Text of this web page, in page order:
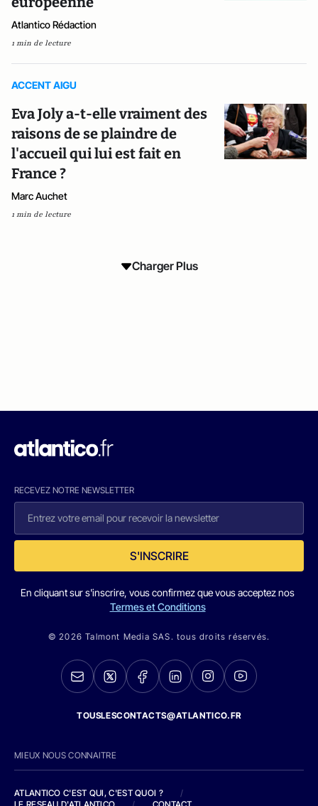
Atlantico Rédaction
1 min de lecture
ACCENT AIGU
Eva Joly a-t-elle vraiment des
raisons de se plaindre de
l'accueil qui lui est fait en
France ?
Marc Auchet
1 min de lecture
Charger Plus
RECEVEZ NOTRE NEWSLETTER
S'INSCRIRE
En cliquant sur s'inscrire, vous confirmez que vous acceptez nos
Termes et Conditions
© 2026 Talmont Media SAS. tous droits réservés.
TOUSLESCONTACTS@ATLANTICO.FR
MIEUX NOUS CONNAITRE
ATLANTICO C'EST QUI, C'EST QUOI ?
/